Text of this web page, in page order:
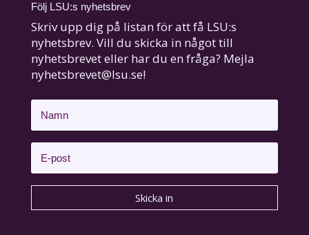
Följ LSU:s nyhetsbrev
Skriv upp dig på listan för att få LSU:s
nyhetsbrev. Vill du skicka in något till
nyhetsbrevet eller har du en fråga? Mejla
nyhetsbrevet@lsu.se!
Skicka in